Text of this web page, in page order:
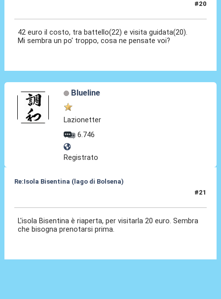
#20
42 euro il costo, tra battello(22) e visita guidata(20).
Mi sembra un po' troppo, cosa ne pensate voi?
Blueline
Lazionetter
6.746
Registrato
Re:Isola Bisentina (lago di Bolsena)
#21
L'isola Bisentina è riaperta, per visitarla 20 euro. Sembra
che bisogna prenotarsi prima.